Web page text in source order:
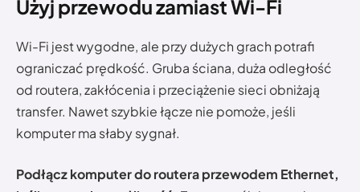
Użyj przewodu zamiast Wi-Fi
Wi-Fi jest wygodne, ale przy dużych grach potrafi
ograniczać prędkość. Gruba ściana, duża odległość
od routera, zakłócenia i przeciążenie sieci obniżają
transfer. Nawet szybkie łącze nie pomoże, jeśli
komputer ma słaby sygnał.
Podłącz komputer do routera przewodem Ethernet,